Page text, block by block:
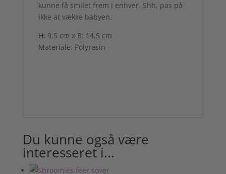
kunne få smilet frem i enhver. Shh, pas på
ikke at vække babyen.
H: 9,5 cm x B: 14,5 cm
Materiale: Polyresin
Du kunne også være
interesseret i...